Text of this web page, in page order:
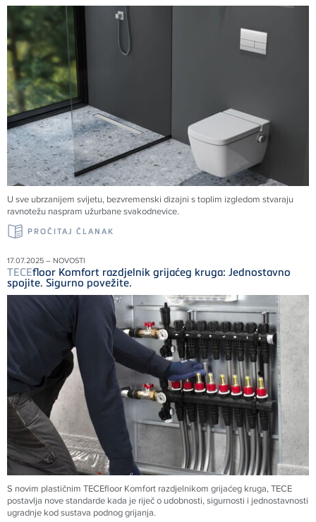
U sve ubrzanijem svijetu, bezvremenski dizajni s toplim izgledom stvaraju
ravnotežu naspram užurbane svakodnevice.
PROČITAJ ČLANAK
17.07.2025 – NOVOSTI
TECEfloor Komfort razdjelnik grijaćeg kruga: Jednostavno
spojite. Sigurno povežite.
S novim plastičnim TECEfloor Komfort razdjelnikom grijaćeg kruga,TECE
postavlja nove standarde kada je riječ o udobnosti, sigurnosti i jednostavnosti
ugradnje kod sustava podnog grijanja.